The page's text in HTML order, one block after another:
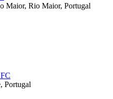
Maior, Rio Maior, Portugal
, Portugal